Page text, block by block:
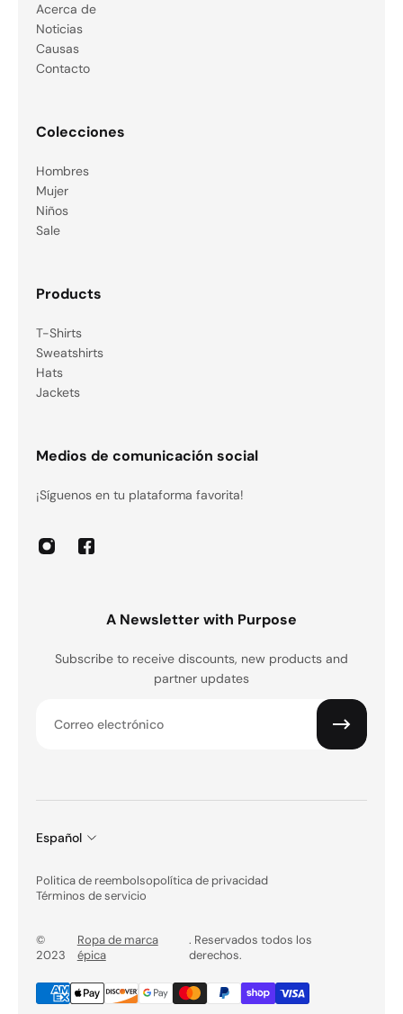
Acerca de
Noticias
Causas
Contacto
Colecciones
Hombres
Mujer
Niños
Sale
Products
T-Shirts
Sweatshirts
Hats
Jackets
Medios de comunicación social
¡Síguenos en tu plataforma favorita!
A Newsletter with Purpose
Subscribe to receive discounts, new products and
partner updates
Español
Politica de reembolsopolítica de privacidad
Términos de servicio
©
2023
Ropa de marca
épica
. Reservados todos los
derechos.